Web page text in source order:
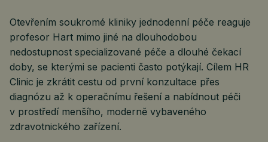
Otevřením soukromé kliniky jednodenní péče reaguje
profesor Hart mimo jiné na dlouhodobou
nedostupnost specializované péče a dlouhé čekací
doby, se kterými se pacienti často potýkají. Cílem HR
Clinic je zkrátit cestu od první konzultace přes
diagnózu až k operačnímu řešení a nabídnout péči
v prostředí menšího, moderně vybaveného
zdravotnického zařízení.